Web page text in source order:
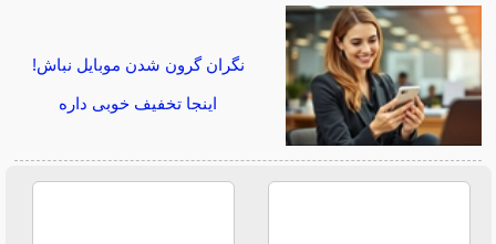
نگران گرون شدن موبایل نباش!
اینجا تخفیف خوبی داره